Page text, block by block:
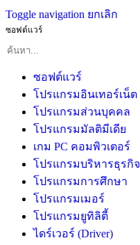
Toggle navigation ยกเลิก
ซอฟต์แวร์
ซอฟต์แวร์
โปรแกรมอินเทอร์เน็ต
โปรแกรมส่วนบุคคล
โปรแกรมมัลติมีเดีย
เกม PC คอมพิวเตอร์
โปรแกรมบริหารธุรกิจ
โปรแกรมการศึกษา
โปรแกรมเมอร์
โปรแกรมยูทิลิตี้
ไดร์เวอร์ (Driver)